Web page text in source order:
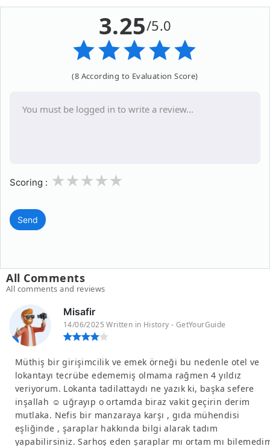
3.25/5.0
(8 According to Evaluation Score)
Scoring : 3
2
1
Send
All Comments
All comments and reviews
Misafir
14/06/2025 Written in History - GetYourGuide
Müthiş bir girişimcilik ve emek örneği bu nedenle otel ve
lokantayı tecrübe edememiş olmama rağmen 4 yıldız
veriyorum. Lokanta tadilattaydı ne yazık ki, başka sefere
inşallah ☺️ uğrayıp o ortamda biraz vakit geçirin derim
mutlaka. Nefis bir manzaraya karşı , gıda mühendisi
eşliğinde , şaraplar hakkında bilgi alarak tadım
yapabilirsiniz. Sarhoş eden şaraplar mı ortam mı